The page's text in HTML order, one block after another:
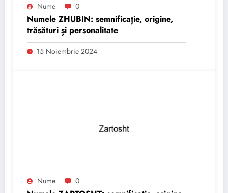
Nume 0
Numele ZHUBIN: semnificație, origine,
trăsături și personalitate
15 Noiembrie 2024
Nume 0